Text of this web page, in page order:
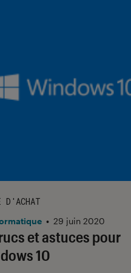
et astuces pour
10
D'ACHAT
• 29 juin 2020